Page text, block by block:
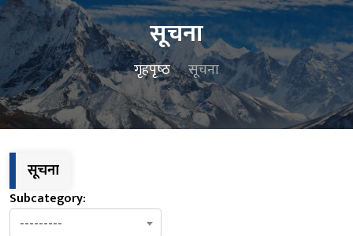
सूचना
गृहपृष्‍ठ सूचना
सूचना
Subcategory:
---------